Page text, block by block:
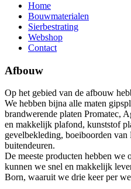
Home
Bouwmaterialen
Sierbestrating
Webshop
Contact
Afbouw
Op het gebied van de afbouw
We hebben bijna alle maten
brandwerende platen Promatec,
en makkelijk plafond, kunststof
gevelbekleding, boeiboorden
buitendeuren.
De meeste producten hebben we
kunnen we snel en makkelijk
Born, waaruit we drie keer per